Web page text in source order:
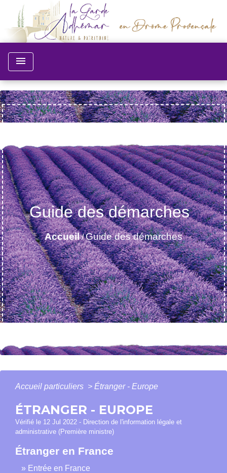
menu
Guide des démarches
Accueil/Guide des démarches
Accueil particuliers > Étranger - Europe
ÉTRANGER - EUROPE
Vérifié le 12 Jul 2022 - Direction de l'information légale et
administrative (Première ministre)
Étranger en France
Entrée en France